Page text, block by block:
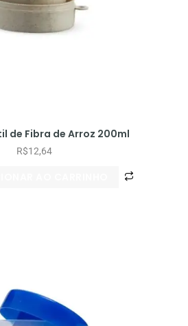
de Fibra de Arroz 200ml
R$12,64